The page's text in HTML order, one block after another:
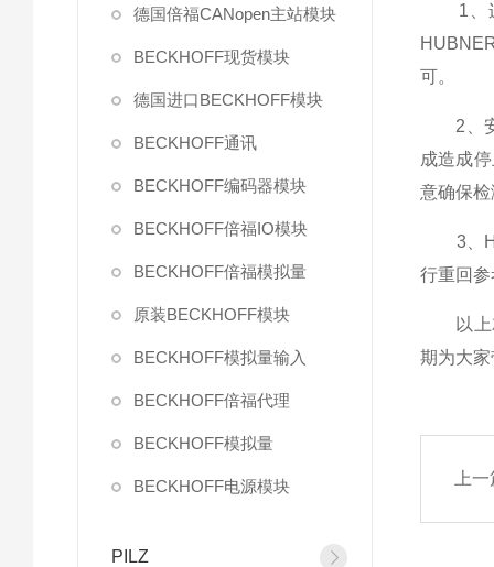
德国倍福CANopen主站模块
BECKHOFF现货模块
德国进口BECKHOFF模块
BECKHOFF通讯
BECKHOFF编码器模块
BECKHOFF倍福IO模块
BECKHOFF倍福模拟量
原装BECKHOFF模块
BECKHOFF模拟量输入
BECKHOFF倍福代理
BECKHOFF模拟量
BECKHOFF电源模块
PILZ
1、连
可。
2、安
成造成
意确保
3、
行重回
以上就
期为大
上